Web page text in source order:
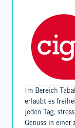
Im Bereich
erlaubt es
jeden Tag,
Genuss in einer